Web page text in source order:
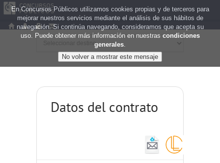
Datos del contrato
En Concursos Públicos utilizamos cookies propias y de terceros para
mejorar nuestros servicios mediante el análisis de sus hábitos de
navegación. Si continúa navegando, consideramos que acepta su
uso. Puede obtener más información en nuestras condiciones
generales.